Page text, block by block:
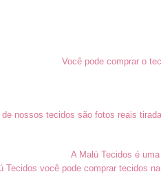
Você pode comprar o
nossos tecidos são fotos reais
A Malú Tecidos é
Tecidos você pode comprar tecidos